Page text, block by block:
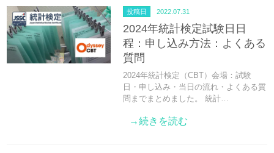
投稿日 2022.07.31
2024年統計検定試験日日
程：申し込み方法：よくある
質問
2024年統計検定（CBT）会場：試験
日・申し込み・当日の流れ・よくある質
問までまとめました。 統計…
→続きを読む